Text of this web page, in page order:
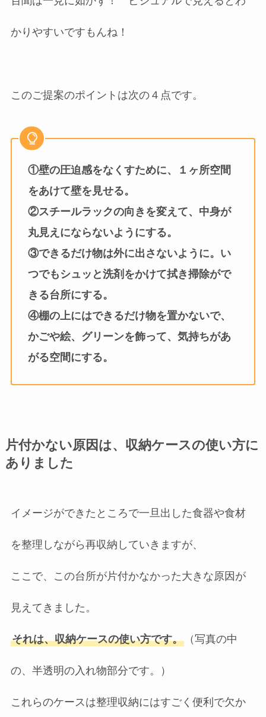
かりやすいですもんね！
このご提案のポイントは次の４点です。
①壁の圧迫感をなくすために、１ヶ所空間
をあけて壁を見せる。
②スチールラックの向きを変えて、中身が
丸見えにならないようにする。
③できるだけ物は外に出さないように。い
つでもシュッと洗剤をかけて拭き掃除がで
きる台所にする。
④棚の上にはできるだけ物を置かないで、
かごや絵、グリーンを飾って、気持ちがあ
がる空間にする。
片付かない原因は、収納ケースの使い方に
ありました
イメージができたところで一旦出した食器や食材
を整理しながら再収納していきますが、
ここで、この台所が片付かなかった大きな原因が
見えてきました。
それは、収納ケースの使い方です。（写真の中
の、半透明の入れ物部分です。）
これらのケースは整理収納にはすごく便利で欠か